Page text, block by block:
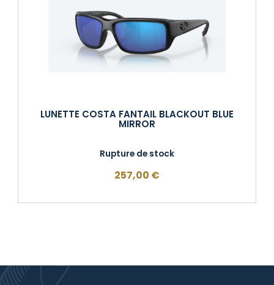
LUNETTE COSTA FANTAIL BLACKOUT BLUE
MIRROR
Rupture de stock
257,00 €